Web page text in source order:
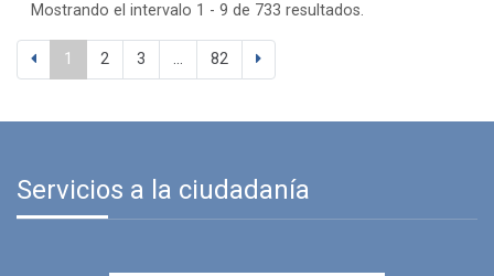
Mostrando el intervalo 1 - 9 de 733 resultados.
1 2 3 ... 82
Servicios a la ciudadanía